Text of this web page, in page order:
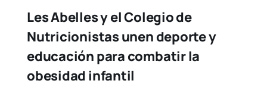
Les Abelles y el Colegio de
Nutricionistas unen deporte y
educación para combatir la
obesidad infantil